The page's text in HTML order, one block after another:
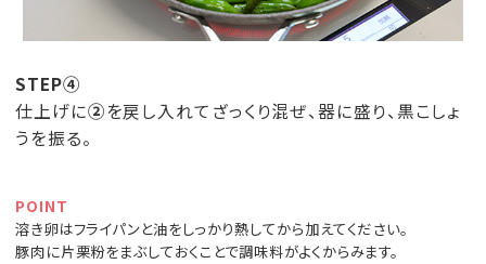
STEP④
仕上げに②を戻し入れてざっくり混ぜ、器に盛り、黒こしょ
うを振る。
POINT
溶き卵はフライパンと油をしっかり熱してから加えてください。
豚肉に片栗粉をまぶしておくことで調味料がよくからみます。